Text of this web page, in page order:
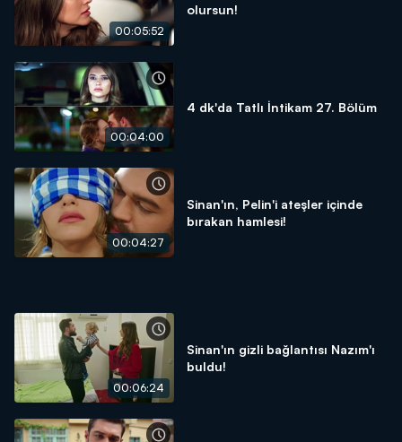
00:05:52
olursun!
00:04:00
4 dk'da Tatlı İntikam 27. Bölüm
00:04:27
Sinan'ın, Pelin'i ateşler içinde
bırakan hamlesi!
00:06:24
Sinan'ın gizli bağlantısı Nazım'ı
buldu!